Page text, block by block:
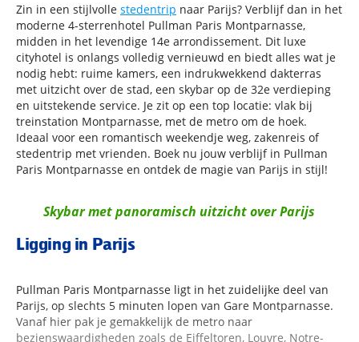
Zin in een stijlvolle stedentrip naar Parijs? Verblijf dan in het
moderne 4-sterrenhotel Pullman Paris Montparnasse,
midden in het levendige 14e arrondissement. Dit luxe
cityhotel is onlangs volledig vernieuwd en biedt alles wat je
nodig hebt: ruime kamers, een indrukwekkend dakterras
met uitzicht over de stad, een skybar op de 32e verdieping
en uitstekende service. Je zit op een top locatie: vlak bij
treinstation Montparnasse, met de metro om de hoek.
Ideaal voor een romantisch weekendje weg, zakenreis of
stedentrip met vrienden. Boek nu jouw verblijf in Pullman
Paris Montparnasse en ontdek de magie van Parijs in stijl!
Skybar met panoramisch uitzicht over Parijs
Ligging in Parijs
Pullman Paris Montparnasse ligt in het zuidelijke deel van
Parijs, op slechts 5 minuten lopen van Gare Montparnasse.
Vanaf hier pak je gemakkelijk de metro naar
bezienswaardigheden zoals de Eiffeltoren, Louvre, Notre-